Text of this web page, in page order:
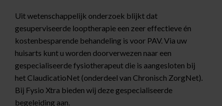
Uit wetenschappelijk onderzoek blijkt dat
gesuperviseerde looptherapie een zeer effectieve én
kostenbesparende behandeling is voor PAV. Via uw
huisarts kunt u worden doorverwezen naar een
gespecialiseerde fysiotherapeut die is aangesloten bij
het ClaudicatioNet (onderdeel van Chronisch ZorgNet).
Bij Fysio Xtra bieden wij deze gespecialiseerde
begeleiding aan.